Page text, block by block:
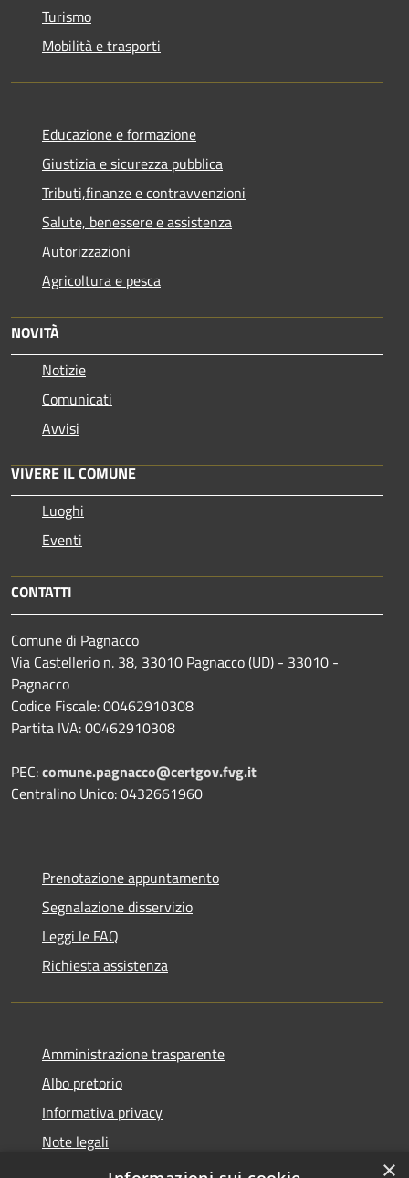
Turismo
Mobilità e trasporti
Educazione e formazione
Giustizia e sicurezza pubblica
Tributi,finanze e contravvenzioni
Salute, benessere e assistenza
Autorizzazioni
Agricoltura e pesca
NOVITÀ
Notizie
Comunicati
Avvisi
VIVERE IL COMUNE
Luoghi
Eventi
CONTATTI
Comune di Pagnacco
Via Castellerio n. 38, 33010 Pagnacco (UD) - 33010 -
Pagnacco
Codice Fiscale: 00462910308
Partita IVA: 00462910308
PEC:comune.pagnacco@certgov.fvg.it
Centralino Unico: 0432661960
Prenotazione appuntamento
Segnalazione disservizio
Leggi le FAQ
Richiesta assistenza
Amministrazione trasparente
Albo pretorio
Informativa privacy
Note legali
Dichiarazione di accessibilità
×